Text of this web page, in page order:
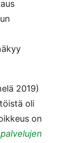
2019)
oli
on